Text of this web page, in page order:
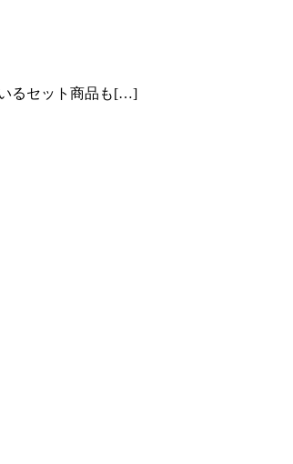
るセット商品も[…]